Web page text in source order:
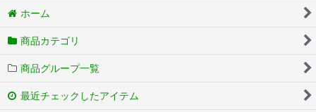
ホーム
商品カテゴリ
商品グループ一覧
最近チェックしたアイテム